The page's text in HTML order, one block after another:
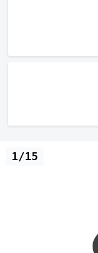
1/15